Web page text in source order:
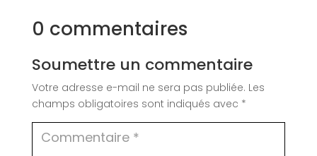
0 commentaires
Soumettre un commentaire
Votre adresse e-mail ne sera pas publiée. Les
champs obligatoires sont indiqués avec *